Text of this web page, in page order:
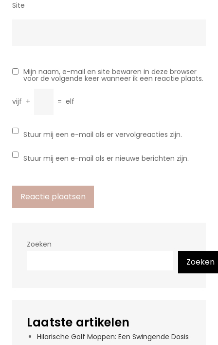
Site
Mijn naam, e-mail en site bewaren in deze browser
voor de volgende keer wanneer ik een reactie plaats.
vijf + = elf
Stuur mij een e-mail als er vervolgreacties zijn.
Stuur mij een e-mail als er nieuwe berichten zijn.
Zoeken
Zoeken
Laatste artikelen
Hilarische Golf Moppen: Een Swingende Dosis